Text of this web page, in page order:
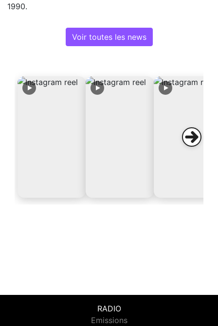
1990.
Voir toutes les news
RADIO
Emissions